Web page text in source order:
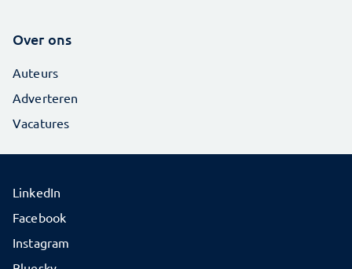
Over ons
Auteurs
Adverteren
Vacatures
LinkedIn
Facebook
Instagram